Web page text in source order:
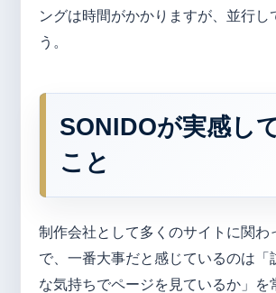
ングは時間がかかりますが、並行し
う。
SONIDOが実感し
こと
制作会社として多くのサイトに関わ
で、一番大事だと感じているのは「
な気持ちでページを見ているか」を